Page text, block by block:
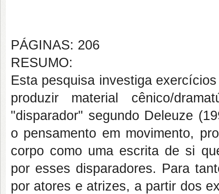
PÁGINAS: 206
RESUMO:
Esta pesquisa investiga
produzir material cênico/
"disparador" segundo Deleuze
o pensamento em movimento,
corpo como uma escrita de si
por esses disparadores. Para
por atores e atrizes, a partir dos